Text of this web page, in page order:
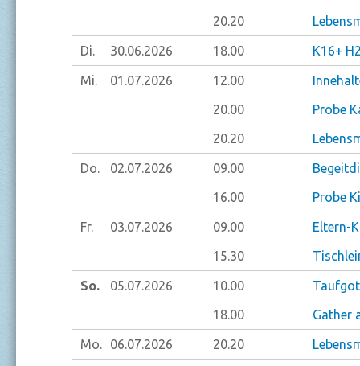
20.20
Di. 30.06.2026 18.00 K16+
Mi. 01.07.2026 12.00
20.00
Probe
20.20
Do. 02.07.2026 09.00
16.00
Probe
Fr. 03.07.2026 09.00
Eltern-
15.30
So. 05.07.2026 10.00
18.00
Gather
Mo. 06.07.2026 20.20